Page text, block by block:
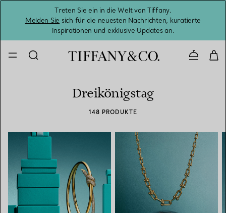
Treten Sie ein in die Welt von Tiffany.
Melden Sie sich für die neuesten Nachrichten, kuratierte
Inspirationen und exklusive Updates an.
Dreikönigstag
148 PRODUKTE